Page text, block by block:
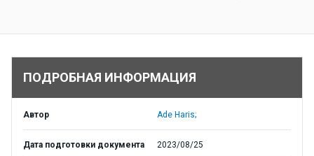
ПОДРОБНАЯ ИНФОРМАЦИЯ
Автор Ade Haris;
Дата подготовки документа 2023/08/25